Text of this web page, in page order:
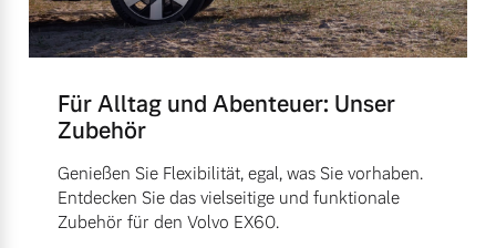
Für Alltag und Abenteuer: Unser
Zubehör
Genießen Sie Flexibilität, egal, was Sie vorhaben.
Entdecken Sie das vielseitige und funktionale
Zubehör für den Volvo EX60.